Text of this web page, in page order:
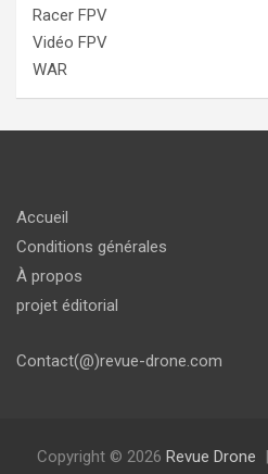
Racer FPV
Vidéo FPV
WAR
Accueil
Conditions générales
À propos
projet éditorial
Contact(@)revue-drone.com
Copyright © 2026 Revue Drone